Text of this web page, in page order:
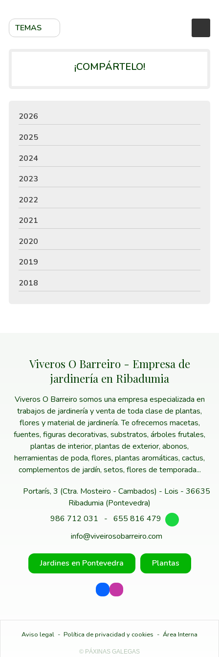
TEMAS
¡COMPÁRTELO!
2026
2025
2024
2023
2022
2021
2020
2019
2018
Viveros O Barreiro - Empresa de
jardinería en Ribadumia
Viveros O Barreiro somos una empresa especializada en
trabajos de jardinería y venta de toda clase de plantas,
flores y material de jardinería. Te ofrecemos macetas,
fuentes, figuras decorativas, substratos, árboles frutales,
plantas de interior, plantas de exterior, abonos,
herramientas de poda, flores, plantas aromáticas, cactus,
complementos de jardín, setos, flores de temporada...
Portarís, 3 (Ctra. Mosteiro - Cambados) - Lois - 36635
Ribadumia (Pontevedra)
986 712 031
- 655 816 479
info@viveirosobarreiro.com
Jardines en Pontevedra Plantas
Aviso legal - Política de privacidad y cookies - Área Interna
© PÁXINAS GALEGAS